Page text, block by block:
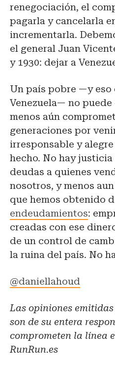
renegociación, el
pagarla y cancelarla
incrementarla.
el general Juan
y 1930: dejar a
Un país pobre —y eso
Venezuela— no puede
menos aún
generaciones por
irresponsable y
hecho. No hay justicia
deudas a quienes
nosotros, y menos
que hemos obtenido
endeudamientos:
creadas con ese
de un control de
la ruina del país. No
@daniellahoud
Las opiniones
son de su entera
comprometen la línea
RunRun.es